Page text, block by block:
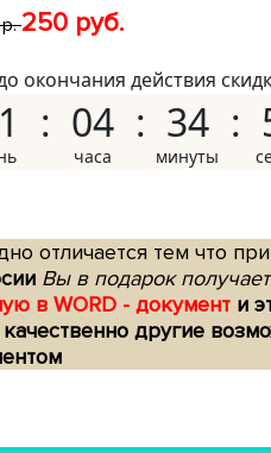
250 руб.
окончания действия
04 34
отличается тем что
Вы в подарок
в WORD - документ и
другие